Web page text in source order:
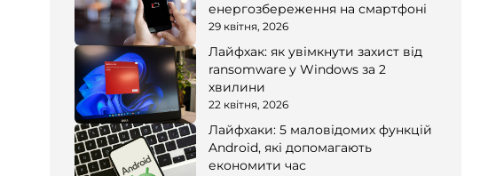
енергозбереження на смартфоні
29 квітня, 2026
Лайфхак: як увімкнути захист від
ransomware у Windows за 2
хвилини
22 квітня, 2026
Лайфхаки: 5 маловідомих функцій
Android, які допомагають
економити час